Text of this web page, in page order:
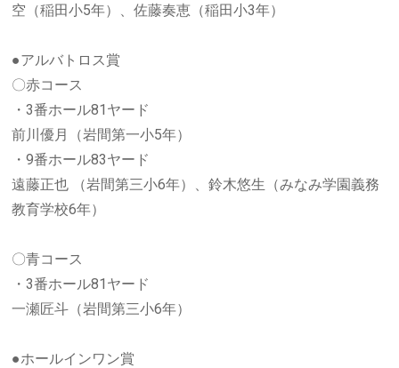
空（稲田小5年）、佐藤奏恵（稲田小3年）
●アルバトロス賞
〇赤コース
・3番ホール81ヤード
前川優月（岩間第一小5年）
・9番ホール83ヤード
遠藤正也 （岩間第三小6年）、鈴木悠生（みなみ学園義務
教育学校6年）
〇青コース
・3番ホール81ヤード
一瀬匠斗（岩間第三小6年）
●ホールインワン賞